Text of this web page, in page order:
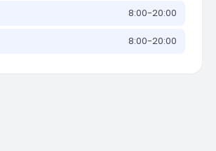
8:00-20:00
8:00-20:00